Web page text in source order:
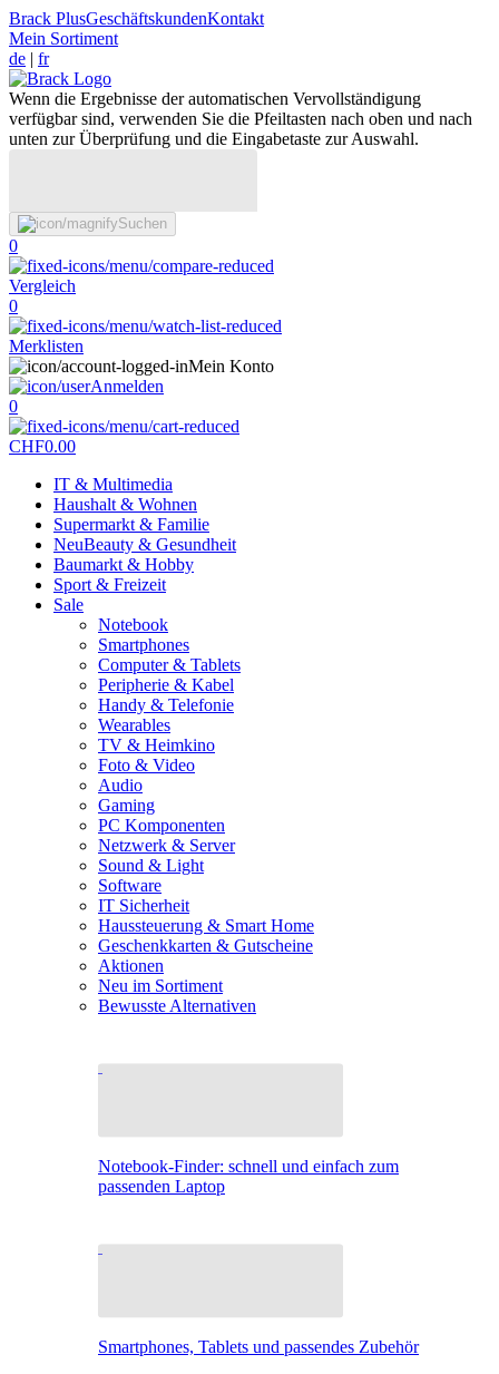
Brack PlusGeschäftskundenKontakt
Mein Sortiment
de | fr
Wenn die Ergebnisse der automatischen Vervollständigung
verfügbar sind, verwenden Sie die Pfeiltasten nach oben und nach
unten zur Überprüfung und die Eingabetaste zur Auswahl.
Suchen
0
Vergleich
0
Merklisten
Mein Konto
Anmelden
0
CHF0.00
IT & Multimedia
Haushalt & Wohnen
Supermarkt & Familie
NeuBeauty & Gesundheit
Baumarkt & Hobby
Sport & Freizeit
Sale
Notebook
Smartphones
Computer & Tablets
Peripherie & Kabel
Handy & Telefonie
Wearables
TV & Heimkino
Foto & Video
Audio
Gaming
PC Komponenten
Netzwerk & Server
Sound & Light
Software
IT Sicherheit
Haussteuerung & Smart Home
Geschenkkarten & Gutscheine
Aktionen
Neu im Sortiment
Bewusste Alternativen
Notebook-Finder: schnell und einfach zum
passenden Laptop
Smartphones, Tablets und passendes Zubehör